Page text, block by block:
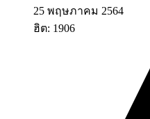
25 พฤษภาคม 2564
ฮิต: 1906